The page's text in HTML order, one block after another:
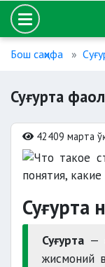
Бош саҳифа
Суғурта
42409 марта
Суғурта
Суғурта —
жисмоний